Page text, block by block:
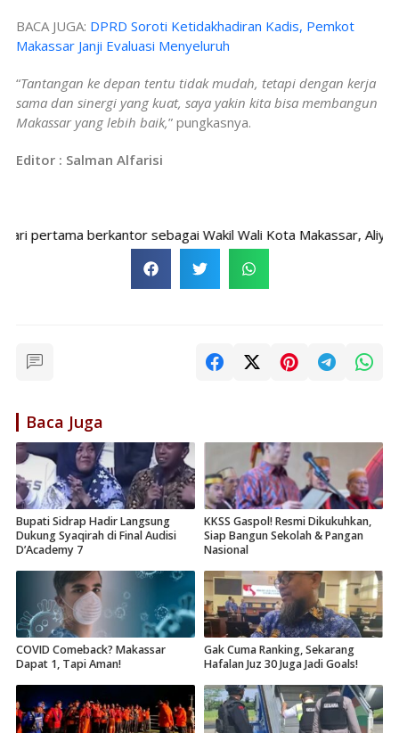
BACA JUGA: DPRD Soroti Ketidakhadiran Kadis, Pemkot
Makassar Janji Evaluasi Menyeluruh
“Tantangan ke depan tentu tidak mudah, tetapi dengan kerja
sama dan sinergi yang kuat, saya yakin kita bisa membangun
Makassar yang lebih baik,” pungkasnya.
Editor : Salman Alfarisi
berkantor sebagai Wakil Wali Kota Makassar, Aliyah
Baca Juga
Bupati Sidrap Hadir Langsung
Dukung Syaqirah di Final Audisi
D’Academy 7
KKSS Gaspol! Resmi Dikukuhkan,
Siap Bangun Sekolah & Pangan
Nasional
COVID Comeback? Makassar
Dapat 1, Tapi Aman!
Gak Cuma Ranking, Sekarang
Hafalan Juz 30 Juga Jadi Goals!